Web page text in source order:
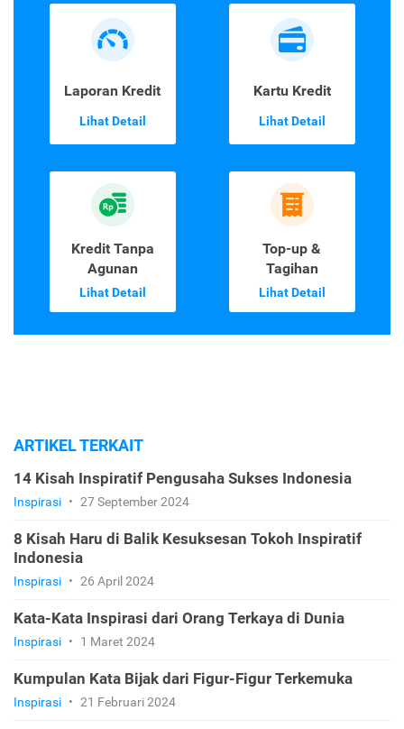
Laporan Kredit
Lihat Detail
Kartu Kredit
Lihat Detail
Kredit Tanpa
Agunan
Lihat Detail
Top-up &
Tagihan
Lihat Detail
ARTIKEL TERKAIT
14 Kisah Inspiratif Pengusaha Sukses Indonesia
Inspirasi • 27 September 2024
8 Kisah Haru di Balik Kesuksesan Tokoh Inspiratif
Indonesia
Inspirasi • 26 April 2024
Kata-Kata Inspirasi dari Orang Terkaya di Dunia
Inspirasi • 1 Maret 2024
Kumpulan Kata Bijak dari Figur-Figur Terkemuka
Inspirasi • 21 Februari 2024